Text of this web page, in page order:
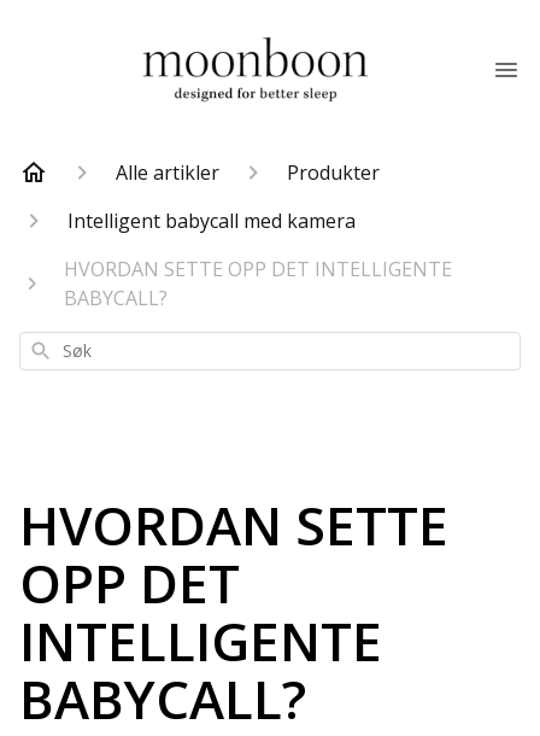
Alle artikler
Produkter
Intelligent babycall med kamera
HVORDAN SETTE OPP DET INTELLIGENTE
BABYCALL?
Søk
HVORDAN SETTE
OPP DET
INTELLIGENTE
BABYCALL?